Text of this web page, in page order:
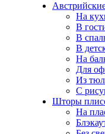
На
В
В
В
На
Для
Из
С
Шторы
На